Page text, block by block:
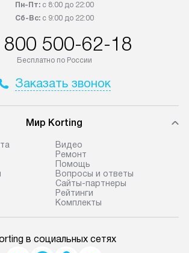
Пн-Пт:с 8:00 до 22:00
Сб-Вс:с 9:00 до 22:00
800 500-62-18
Бесплатно по России
Заказать звонок
Мир Korting
Видео
Ремонт
Помощь
Вопросы и ответы
Сайты-партнеры
Рейтинги
Комплекты
в социальных сетях